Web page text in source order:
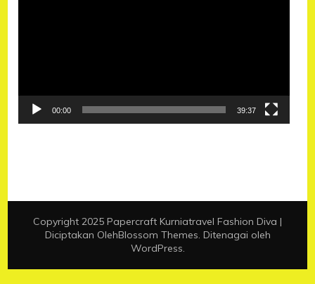
00:00 39:37
Copyright 2025 Papercraft Kurniatravel Fashion Diva |
Diciptakan OlehBlossom Themes. Ditenagai oleh
WordPress.